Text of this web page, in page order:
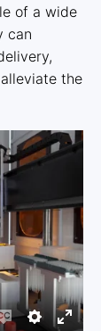
of a wide
can
the